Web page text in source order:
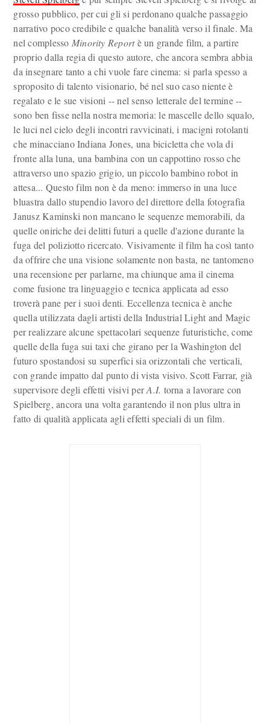
grosso pubblico, per cui gli si perdonano qualche passaggio
narrativo poco credibile e qualche banalità verso il finale. Ma
nel complesso Minority Reportè un grande film, a partire
proprio dalla regia di questo autore, che ancora sembra abbia
da insegnare tanto a chi vuole fare cinema: si parla spesso a
sproposito di talento visionario, bé nel suo caso niente è
regalato e le sue visioni -- nel senso letterale del termine --
sono ben fisse nella nostra memoria: le mascelle dello squalo,
le luci nel cielo degli incontri ravvicinati, i macigni rotolanti
che minacciano Indiana Jones, una bicicletta che vola di
fronte alla luna, una bambina con un cappottino rosso che
attraverso uno spazio grigio, un piccolo bambino robot in
attesa... Questo film non è da meno: immerso in una luce
bluastra dallo stupendio lavoro del direttore della fotografia
Janusz Kaminski non mancano le sequenze memorabili, da
quelle oniriche dei delitti futuri a quelle d'azione durante la
fuga del poliziotto ricercato. Visivamente il film ha così tanto
da offrire che una visione solamente non basta, ne tantomeno
una recensione per parlarne, ma chiunque ama il cinema
come fusione tra linguaggio e tecnica applicata ad esso
troverà pane per i suoi denti. Eccellenza tecnica è anche
quella utilizzata dagli artisti della Industrial Light and Magic
per realizzare alcune spettacolari sequenze futuristiche, come
quelle della fuga sui taxi che girano per la Washington del
futuro spostandosi su superfici sia orizzontali che verticali,
con grande impatto dal punto di vista visivo. Scott Farrar, già
supervisore degli effetti visivi perA.I. torna a lavorare con
Spielberg, ancora una volta garantendo il non plus ultra in
fatto di qualità applicata agli effetti speciali di un film.